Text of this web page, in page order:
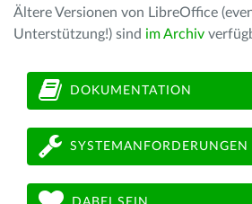
Ältere Versionen von LibreOffice
Unterstützung!) sind im Archiv
DOKUMENTATION
SYSTEMANFORDERUNGEN